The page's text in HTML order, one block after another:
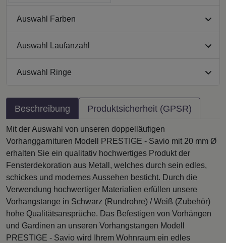
Auswahl Farben
Auswahl Laufanzahl
Auswahl Ringe
Beschreibung Produktsicherheit (GPSR)
Mit der Auswahl von unseren doppelläufigen
Vorhanggarnituren Modell PRESTIGE - Savio mit 20 mm Ø
erhalten Sie ein qualitativ hochwertiges Produkt der
Fensterdekoration aus Metall, welches durch sein edles,
schickes und modernes Aussehen besticht. Durch die
Verwendung hochwertiger Materialien erfüllen unsere
Vorhangstange in Schwarz (Rundrohre) / Weiß (Zubehör)
hohe Qualitätsansprüche. Das Befestigen von Vorhängen
und Gardinen an unseren Vorhangstangen Modell
PRESTIGE - Savio wird Ihrem Wohnraum ein edles